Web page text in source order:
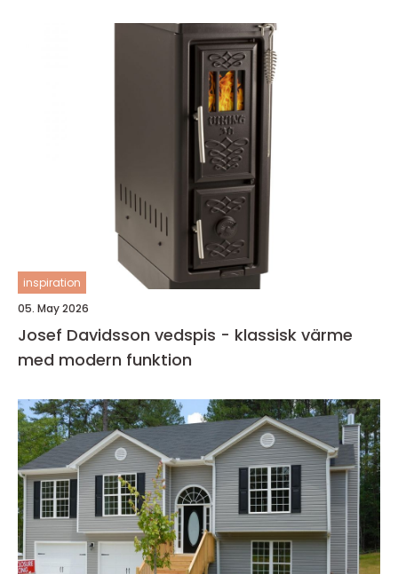
inspiration
05. May 2026
Josef Davidsson vedspis - klassisk värme
med modern funktion